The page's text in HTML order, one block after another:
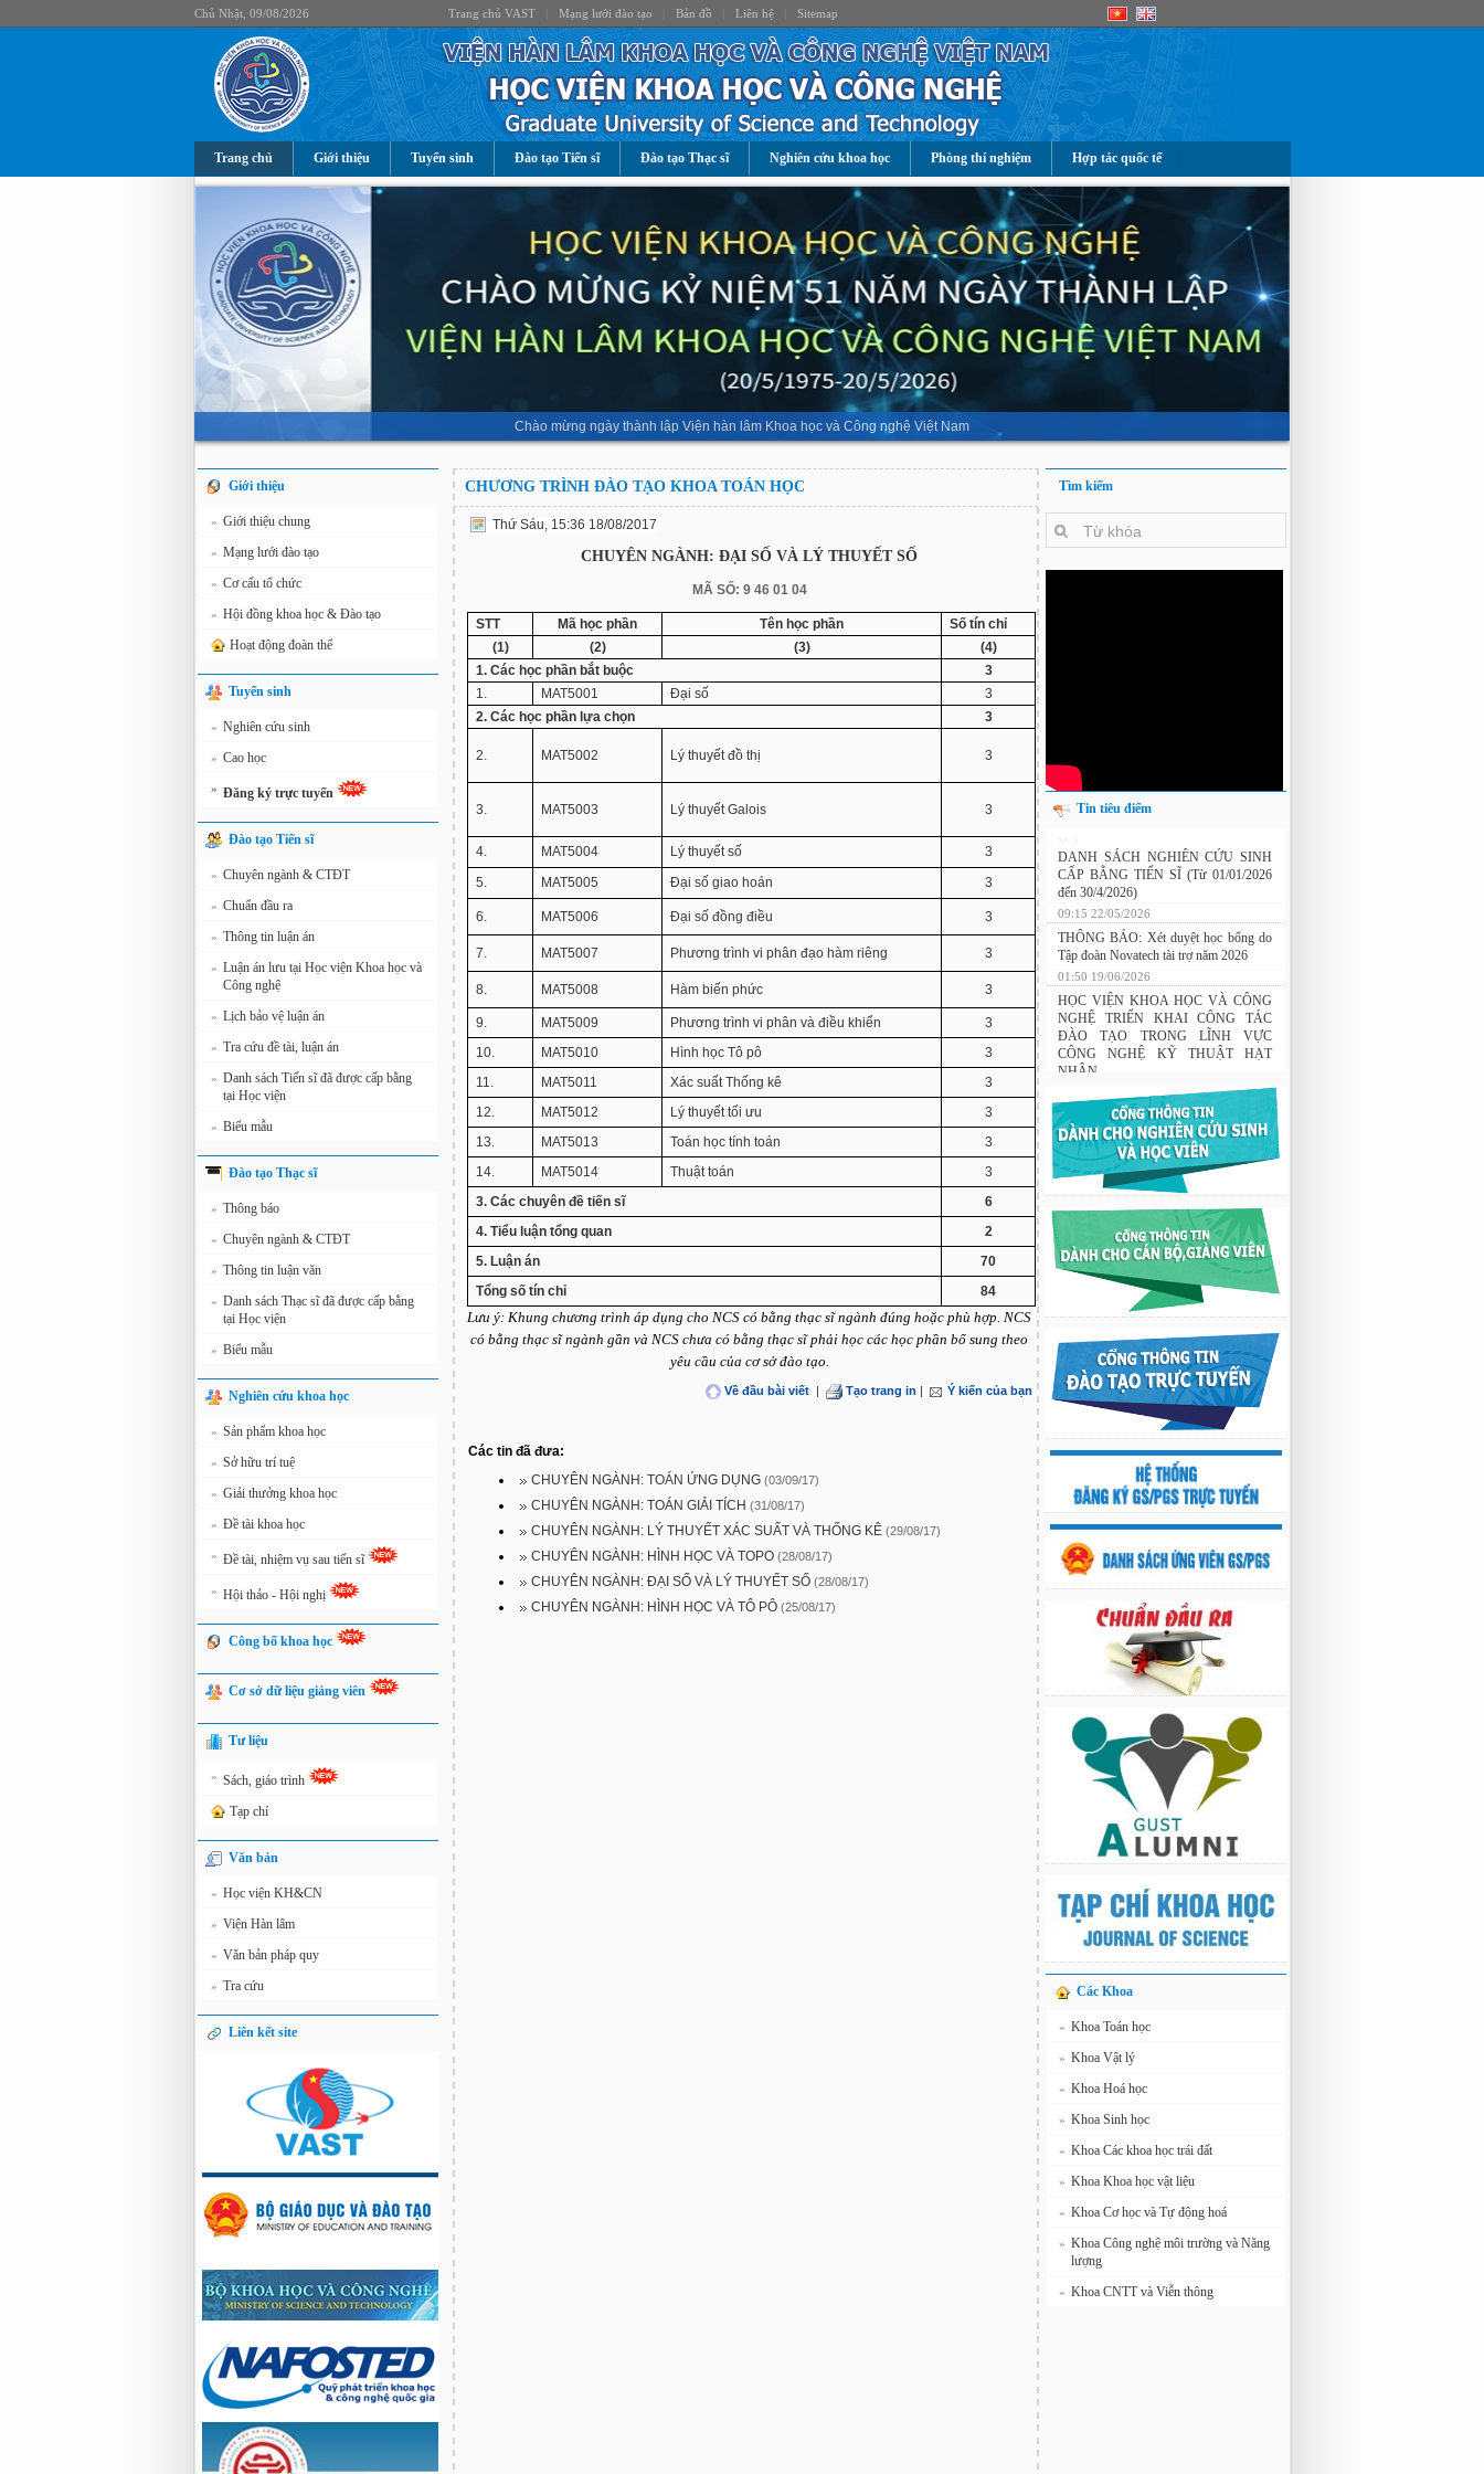
Chủ Nhật, 09/08/2026 Trang chủ VAST| Mạng lưới đào tạo Bản đồ Liên hệ| Sitemap
Trang chủ Giới thiệu Tuyển sinh Đào tạo Tiến sĩ Đào tạo Thạc sĩ Nghiên cứu khoa học Phòng thí nghiệm Hợp tác quốc tế
Chào mừng ngày thành lập Viện hàn lâm Khoa học và Công nghệ Việt Nam
Giới thiệu
» Giới thiệu chung
» Mạng lưới đào tạo
» Cơ cấu tổ chức
» Hội đồng khoa học & Đào tạo
Hoạt động đoàn thể
Tuyển sinh
» Nghiên cứu sinh
» Cao học
» Đăng ký trực tuyến
Đào tạo Tiến sĩ
» Chuyên ngành & CTĐT
» Chuẩn đầu ra
» Thông tin luận án
» Luận án lưu tại Học viện Khoa học và
Công nghệ
» Lịch bảo vệ luận án
» Tra cứu đề tài, luận án
» Danh sách Tiến sĩ đã được cấp bằng
tại Học viện
» Biểu mẫu
Đào tạo Thạc sĩ
» Thông báo
» Chuyên ngành & CTĐT
» Thông tin luận văn
» Danh sách Thạc sĩ đã được cấp bằng
tại Học viện
» Biểu mẫu
Nghiên cứu khoa học
» Sản phẩm khoa học
» Sở hữu trí tuệ
» Giải thưởng khoa học
» Đề tài khoa học
» Đề tài, nhiệm vụ sau tiến sĩ
» Hội thảo - Hội nghị
Công bố khoa học
Cơ sở dữ liệu giảng viên
Tư liệu
» Sách, giáo trình
Tạp chí
Văn bản
» Học viện KH&CN
» Viện Hàn lâm
» Văn bản pháp quy
» Tra cứu
Liên kết site
CHƯƠNG TRÌNH ĐÀO TẠO KHOA TOÁN HỌC
Thứ Sáu, 15:36 18/08/2017
CHUYÊN NGÀNH: ĐẠI SỐ VÀ LÝ THUYẾT SỐ
MÃ SỐ: 9 46 01 04
STT Mã học phần Tên học phần
Số tín chỉ
(1)
(2) (3)
(4)
1. Các học phần bắt buộc
3
1.
MAT5001 Đại số
3
2. Các học phần lựa chọn
3
2. MAT5002 Lý thuyết đồ thị 3
3. MAT5003 Lý thuyết Galois 3
4. MAT5004 Lý thuyết số
3
5.
MAT5005 Đại số giao hoán 3
6. MAT5006 Đại số đồng điều 3
7. MAT5007 Phương trình vi phân đạo hàm riêng 3
8. MAT5008 Hàm biến phức 3
9. MAT5009 Phương trình vi phân và điều khiển
3
10.
MAT5010 Hình học Tô pô
3
11.
MAT5011 Xác suất Thống kê
3
12.
MAT5012 Lý thuyết tối ưu
3
13.
MAT5013 Toán học tính toán
3
14.
MAT5014 Thuật toán
3
3. Các chuyên đề tiến sĩ
6
4. Tiểu luận tổng quan
2
5. Luận án
70
Tổng số tín chỉ
84
Lưu ý: Khung chương trình áp dụng cho NCS có bằng thạc sĩ ngành đúng hoặc phù hợp. NCS
có bằng thạc sĩ ngành gần và NCS chưa có bằng thạc sĩ phải học các học phần bổ sung theo
yêu cầu của cơ sở đào tạo.
Về đầu bài viết | Tạo trang in | Ý kiến của bạn
Các tin đã đưa:
CHUYÊN NGÀNH: TOÁN ỨNG DỤNG (03/09/17)
CHUYÊN NGÀNH: TOÁN GIẢI TÍCH (31/08/17)
CHUYÊN NGÀNH: LÝ THUYẾT XÁC SUẤT VÀ THỐNG KÊ (29/08/17)
CHUYÊN NGÀNH: HÌNH HỌC VÀ TOPO (28/08/17)
CHUYÊN NGÀNH: ĐẠI SỐ VÀ LÝ THUYẾT SỐ (28/08/17)
CHUYÊN NGÀNH: HÌNH HỌC VÀ TÔ PÔ (25/08/17)
Tìm kiếm
Tin tiêu điểm
Nghiên cứu chế tạo hệ thống xác định
hướng vật thể độ chính xác cao dựa trên
từ kế và vật liệu biến hóa
DANH SÁCH NGHIÊN CỨU SINH
CẤP BẰNG TIẾN SĨ (Từ 01/01/2026
đến 30/4/2026)
09:15 22/05/2026
THÔNG BÁO: Xét duyệt học bổng do
Tập đoàn Novatech tài trợ năm 2026
01:50 19/06/2026
HỌC VIỆN KHOA HỌC VÀ CÔNG
NGHỆ TRIỂN KHAI CÔNG TÁC
ĐÀO TẠO TRONG LĨNH VỰC
CÔNG NGHỆ KỸ THUẬT HẠT
NHÂN
03:41 08/07/2026
GIAO LƯU TRAO ĐỔI HỌC THUẬT
GIỮA HỌC VIỆN KHOA HỌC VÀ
CÔNG NGHỆ VỚI TRƯỜNG ĐẠI
HỌC OSAKA, TRƯỜNG TRUNG
HỌC HYOGO (NHẬT BẢN) VÀ
TRƯỜNG TRUNG HỌC PHỔ
THÔNG CHUYÊN KHOA HỌC TỰ
NHIÊN
02:22 23/07/2026
hướng vật thể độ chính xác cao dựa trên
từ kế và vật liệu biến hóa
09:33 03/08/2026
Các Khoa
» Khoa Toán học
» Khoa Vật lý
» Khoa Hoá học
» Khoa Sinh học
» Khoa Các khoa học trái đất
» Khoa Khoa học vật liệu
» Khoa Cơ học và Tự động hoá
» Khoa Công nghệ môi trường và Năng
lượng
» Khoa CNTT và Viễn thông